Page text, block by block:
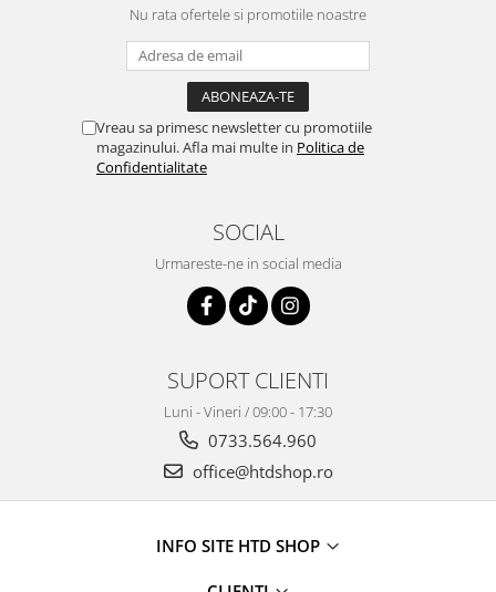
Nu rata ofertele si promotiile noastre
Vreau sa primesc newsletter cu promotiile
magazinului. Afla mai multe in Politica de
Confidentialitate
SOCIAL
Urmareste-ne in social media
SUPORT CLIENTI
Luni - Vineri / 09:00 - 17:30
0733.564.960
office@htdshop.ro
INFO SITE HTD SHOP